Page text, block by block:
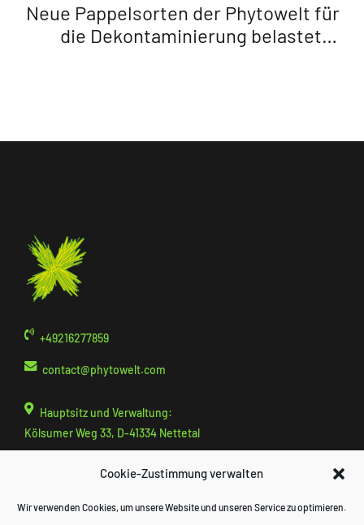
Cookie-Zustimmung verwalten
Wir verwenden Cookies, um unsere Website und unseren Service zu optimieren.
Neue Pappelsorten der Phytowelt für
die Dekontaminierung belasteter
+49216277859
contact@phytowelt.com
Hauptsitz und Verwaltung:
Kölsumer Weg 33, D-41334 Nettetal
Entwicklung und Produktion: